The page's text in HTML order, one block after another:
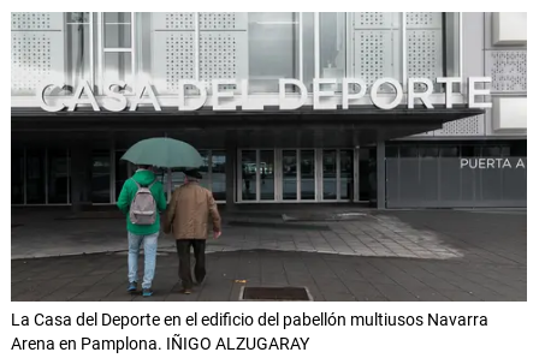
La Casa del Deporte en el edificio del pabellón multiusos Navarra
Arena en Pamplona. IÑIGO ALZUGARAY